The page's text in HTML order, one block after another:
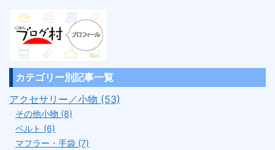
カテゴリー別記事一覧
アクセサリー／小物 (53)
その他小物 (8)
ベルト (6)
マフラー・手袋 (7)